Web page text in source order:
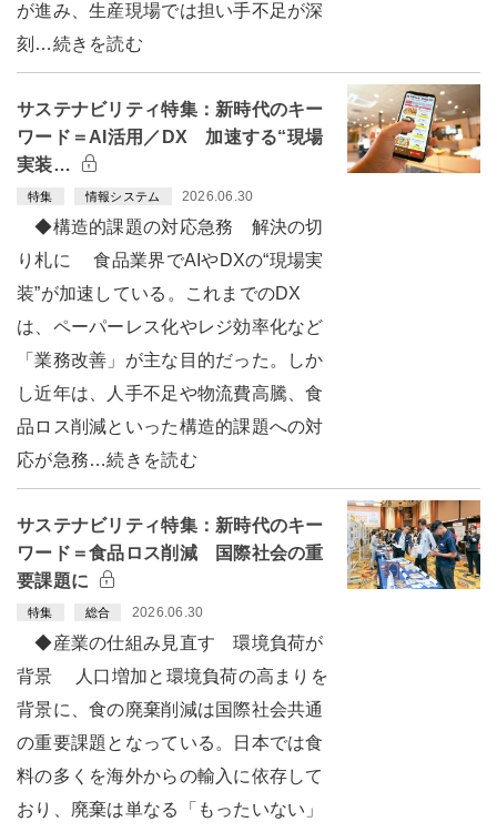
が進み、生産現場では担い手不足が深
刻…続きを読む
サステナビリティ特集：新時代のキー
ワード＝AI活用／DX 加速する“現場
実装…
特集 情報システム 2026.06.30
◆構造的課題の対応急務 解決の切
り札に 食品業界でAIやDXの“現場実
装”が加速している。これまでのDX
は、ペーパーレス化やレジ効率化など
「業務改善」が主な目的だった。しか
し近年は、人手不足や物流費高騰、食
品ロス削減といった構造的課題への対
応が急務…続きを読む
サステナビリティ特集：新時代のキー
ワード＝食品ロス削減 国際社会の重
要課題に
特集 総合 2026.06.30
◆産業の仕組み見直す 環境負荷が
背景 人口増加と環境負荷の高まりを
背景に、食の廃棄削減は国際社会共通
の重要課題となっている。日本では食
料の多くを海外からの輸入に依存して
おり、廃棄は単なる「もったいない」